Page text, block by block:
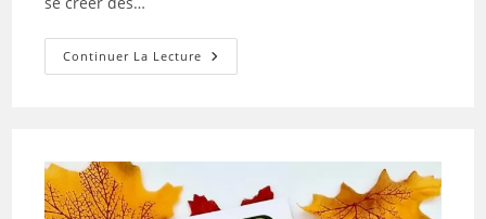
Continuer La Lecture Tuto
N°1
2024
Julie
Rebier